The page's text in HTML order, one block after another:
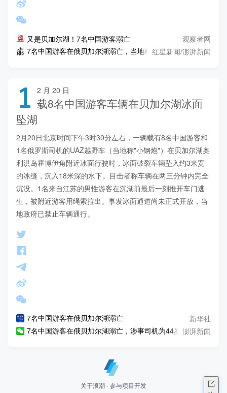
又是贝加尔湖！7名中国游客溺亡 观察者网
7名中国游客在俄贝加尔湖溺亡，当地检察机关已立案调查
红星新闻/澎湃新闻
1 2 月 20 日
载8名中国游客车辆在贝加尔湖冰面
坠湖
2月20日北京时间下午3时30分左右，一辆载有8名中国游客和
1名俄罗斯司机的UAZ越野车（当地称"小钢炮"）在贝加尔湖奥
利洪岛霍博伊角附近冰面行驶时，冰面破裂车辆坠入约3米宽
的冰缝，沉入18米深的水下。目击者称车辆在两三分钟内完全
沉没。1名来自江苏的男性游客在沉湖前最后一刻推开车门逃
生，被附近游客用绳索拉出。事发冰面通道尚未正式开放，当
地政府已禁止车辆通行。
7名中国游客在俄贝加尔湖溺亡 新华社
7名中国游客在俄贝加尔湖溺亡，涉事司机为44岁当地男子，系
澎湃新闻
关于浪潮 · 参与项目开发